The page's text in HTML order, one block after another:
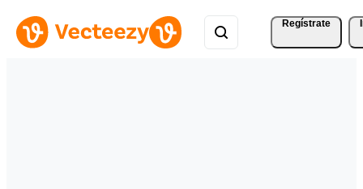
Regístrate